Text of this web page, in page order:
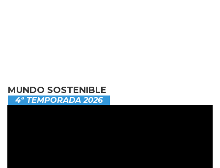
MUNDO SOSTENIBLE
4ª TEMPORADA 2026